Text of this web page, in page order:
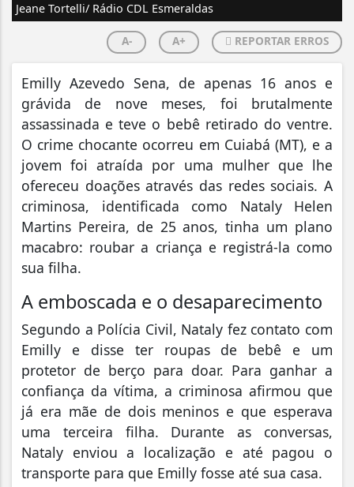
Jeane Tortelli/ Rádio CDL Esmeraldas
A- A+ REPORTAR ERROS
Emilly Azevedo Sena, de apenas 16 anos e
grávida de nove meses, foi brutalmente
assassinada e teve o bebê retirado do ventre.
O crime chocante ocorreu em Cuiabá (MT), e a
jovem foi atraída por uma mulher que lhe
ofereceu doações através das redes sociais. A
criminosa, identificada como Nataly Helen
Martins Pereira, de 25 anos, tinha um plano
macabro: roubar a criança e registrá-la como
sua filha.
A emboscada e o desaparecimento
Segundo a Polícia Civil, Nataly fez contato com
Emilly e disse ter roupas de bebê e um
protetor de berço para doar. Para ganhar a
confiança da vítima, a criminosa afirmou que
já era mãe de dois meninos e que esperava
uma terceira filha. Durante as conversas,
Nataly enviou a localização e até pagou o
transporte para que Emilly fosse até sua casa.